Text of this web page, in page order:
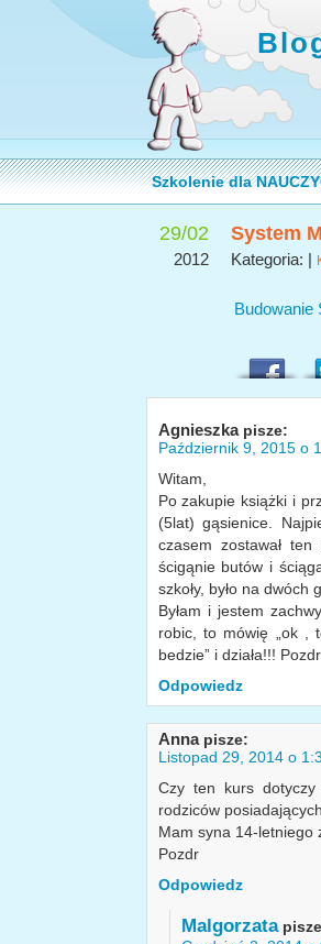
Szkolenie dla
29/02
2012
System
Kategoria: |
Budowanie
Agnieszka pisze:
Październik 9, 2015 o
Witam,
Po zakupie książki i
(5lat) gąsienice.
czasem zostawał
ścigąnie butów i
szkoły, było na
Byłam i jestem
robic, to mówię „ok ,
bedzie” i działa!!!
Odpowiedz
Anna pisze:
Listopad 29, 2014 o
Czy ten kurs
rodziców
Mam syna 14-letniego
Pozdr
Odpowiedz
Malgorzata